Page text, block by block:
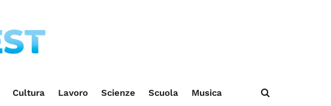
Cultura Lavoro Scienze Scuola Musica